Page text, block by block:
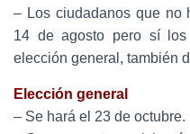
– Los ciudadanos que no
14 de agosto pero sí
elección general, también
Elección general
– Se hará el 23 de octubre.